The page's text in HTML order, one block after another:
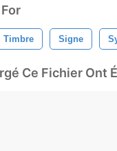
Timbre Signe
Ce Fichier Ont